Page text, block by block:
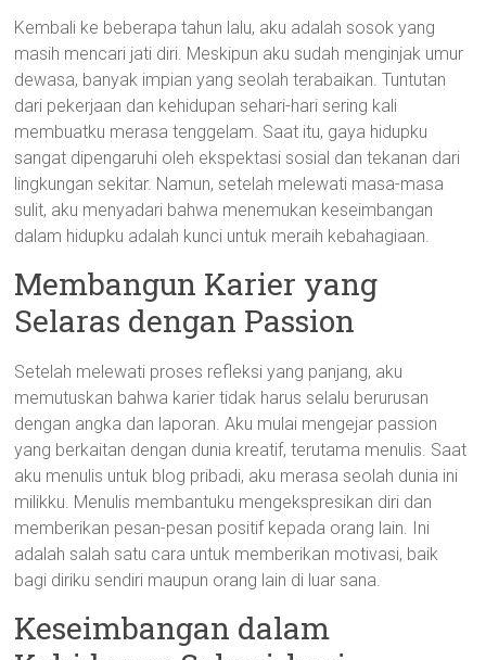
Kembali ke beberapa tahun lalu, aku adalah sosok yang
masih mencari jati diri. Meskipun aku sudah menginjak umur
dewasa, banyak impian yang seolah terabaikan. Tuntutan
dari pekerjaan dan kehidupan sehari-hari sering kali
membuatku merasa tenggelam. Saat itu, gaya hidupku
sangat dipengaruhi oleh ekspektasi sosial dan tekanan dari
lingkungan sekitar. Namun, setelah melewati masa-masa
sulit, aku menyadari bahwa menemukan keseimbangan
dalam hidupku adalah kunci untuk meraih kebahagiaan.
Membangun Karier yang
Selaras dengan Passion
Setelah melewati proses refleksi yang panjang, aku
memutuskan bahwa karier tidak harus selalu berurusan
dengan angka dan laporan. Aku mulai mengejar passion
yang berkaitan dengan dunia kreatif, terutama menulis. Saat
aku menulis untuk blog pribadi, aku merasa seolah dunia ini
milikku. Menulis membantuku mengekspresikan diri dan
memberikan pesan-pesan positif kepada orang lain. Ini
adalah salah satu cara untuk memberikan motivasi, baik
bagi diriku sendiri maupun orang lain di luar sana.
Keseimbangan dalam